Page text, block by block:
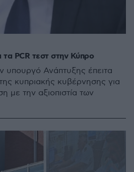
τα PCR τεστ στην Κύπρο
υπουργό Ανάπτυξης έπειτα
κυπριακής κυβέρνησης για
με την αξιοπιστία των